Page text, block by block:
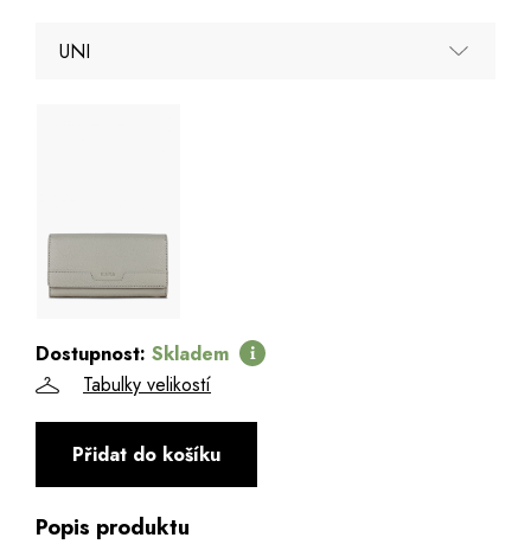
UNI
Dostupnost: Skladem
Tabulky velikostí
Přidat do košíku
Popis produktu